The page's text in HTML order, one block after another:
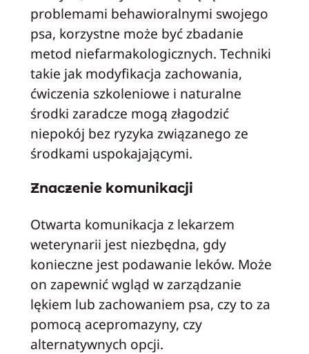
problemami behawioralnymi swojego
psa, korzystne może być zbadanie
metod niefarmakologicznych. Techniki
takie jak modyfikacja zachowania,
ćwiczenia szkoleniowe i naturalne
środki zaradcze mogą złagodzić
niepokój bez ryzyka związanego ze
środkami uspokajającymi.
Znaczenie komunikacji
Otwarta komunikacja z lekarzem
weterynarii jest niezbędna, gdy
konieczne jest podawanie leków. Może
on zapewnić wgląd w zarządzanie
lękiem lub zachowaniem psa, czy to za
pomocą acepromazyny, czy
alternatywnych opcji.